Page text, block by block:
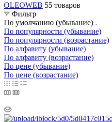
OLEOWEB 55 товаров
Фильтр
По умолчанию (убывание)
По популярности (убывание)
По популярности (возрастание)
По алфавиту (убывание)
По алфавиту (возрастание)
По цене (убывание)
По цене (возрастание)